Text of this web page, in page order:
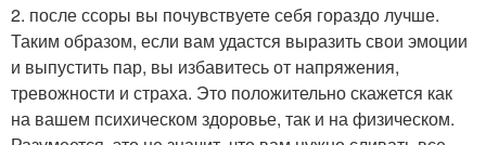
2. после ссоры вы почувствуете себя гораздо лучше.
Таким образом, если вам удастся выразить свои эмоции
и выпустить пар, вы избавитесь от напряжения,
тревожности и страха. Это положительно скажется как
на вашем психическом здоровье, так и на физическом.